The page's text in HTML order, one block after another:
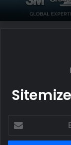
posta
adresinizi